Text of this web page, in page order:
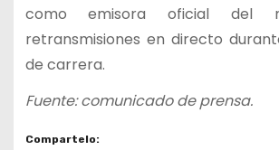
como emisora oficial del
retransmisiones en directo
de carrera.
Fuente: comunicado de prensa.
Compartelo: